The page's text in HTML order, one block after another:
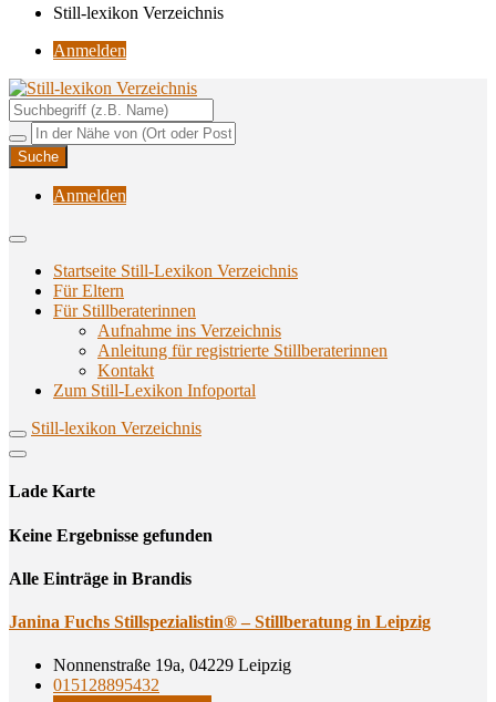
Still-lexikon Verzeichnis
Anmelden
Still-lexikon Verzeichnis
Unterstützungsangebote rund ums Stillen
Anmelden
Startseite Still-Lexikon Verzeichnis
Für Eltern
Für Stillberaterinnen
Aufnahme ins Verzeichnis
Anlei­tung für regis­trier­te Stillberaterinnen
Kon­takt
Zum Still-Lexikon Infoportal
Still-lexikon Verzeichnis
Lade Karte
Кeine Ergebnisse gefunden
Alle Einträge in Brandis
Jani­na Fuchs Still­spe­zia­lis­tin® – Still­be­ra­tung in Leipzig
Nonnenstraße 19a, 04229 Leipzig
015128895432